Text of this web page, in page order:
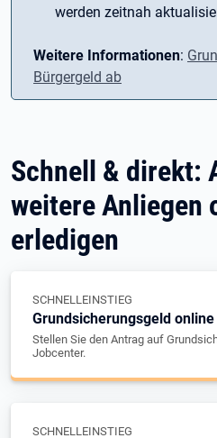
werden zeitnah
Weitere Informationen:
Bürgergeld ab
Schnell & direkt:
weitere Anliegen
erledigen
SCHNELLEINSTIEG
Grundsicherungsgeld
Stellen Sie den Antrag auf
Jobcenter.
SCHNELLEINSTIEG